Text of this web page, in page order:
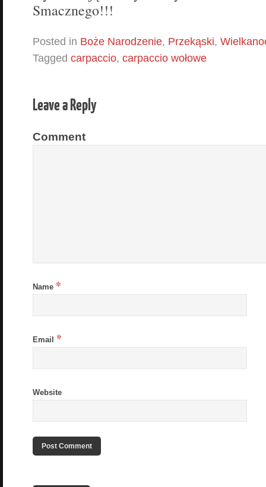
Smacznego!!!
Posted in Boże Narodzenie, Przekąski,
Tagged carpaccio, carpaccio wołowe
Leave a Reply
Comment
Name *
Email *
Website